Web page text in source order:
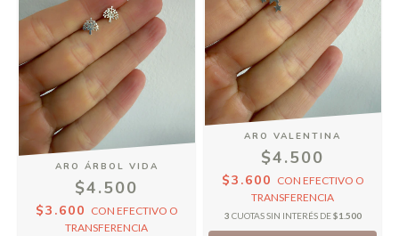
ARO ÁRBOL VIDA
$4.500
$3.600 CON EFECTIVO O
TRANSFERENCIA
ARO VALENTINA
$4.500
$3.600 CON EFECTIVO O
TRANSFERENCIA
3 CUOTAS SIN INTERÉS DE$1.500